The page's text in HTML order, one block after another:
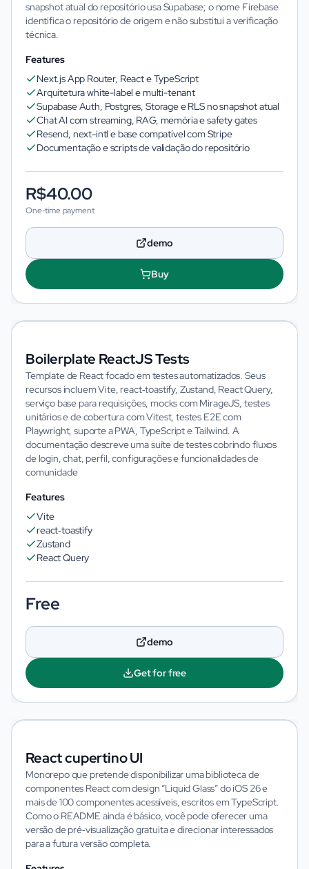
snapshot atual do repositório usa Supabase; o nome Firebase
identifica o repositório de origem e não substitui a verificação
técnica.
Features
Next.js App Router, React e TypeScript
Arquitetura white-label e multi-tenant
Supabase Auth, Postgres, Storage e RLS no snapshot atual
Chat AI com streaming, RAG, memória e safety gates
Resend, next-intl e base compatível com Stripe
Documentação e scripts de validação do repositório
R$40.00
One-time payment
demo
Buy
Boilerplate ReactJS Tests
Template de React focado em testes automatizados. Seus
recursos incluem Vite, react‑toastify, Zustand, React Query,
serviço base para requisições, mocks com MirageJS, testes
unitários e de cobertura com Vitest, testes E2E com
Playwright, suporte a PWA, TypeScript e Tailwind. A
documentação descreve uma suíte de testes cobrindo fluxos
de login, chat, perfil, configurações e funcionalidades de
comunidade
Features
Vite
react‑toastify
Zustand
React Query
Free
demo
Get for free
React cupertino UI
Monorepo que pretende disponibilizar uma biblioteca de
componentes React com design “Liquid Glass” do iOS 26 e
mais de 100 componentes acessíveis, escritos em TypeScript.
Como o README ainda é básico, você pode oferecer uma
versão de pré‑visualização gratuita e direcionar interessados
para a futura versão completa.